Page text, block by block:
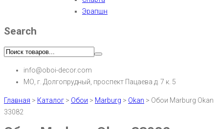
Эрапшн
Search
info@oboi-decor.com
МО, г. Долгопрудный, проспект Пацаева д. 7 к. 5
Главная > Каталог > Обои > Marburg > Okan > Обои Marburg Okan
33082